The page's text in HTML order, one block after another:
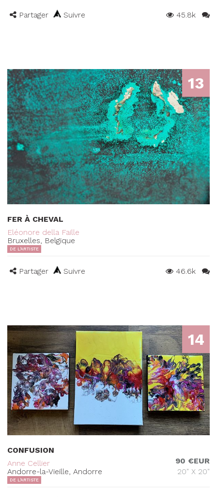
Partager Suivre 45.8k
13
FER À CHEVAL
Eléonore della Faille
Bruxelles, Belgique
DE L'ARTISTE
Partager Suivre 46.6k
14
CONFUSION
Anne Cellier
Andorre-la-Vieille, Andorre
90 €EUR
20" X 20"
DE L'ARTISTE